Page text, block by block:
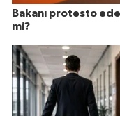
Bakanı protesto
mi?